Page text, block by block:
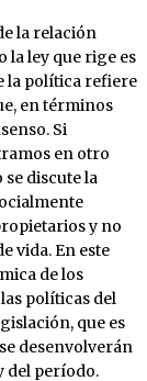
la relación
la ley que rige es
la política refiere
en términos
Si
en otro
se discute la
y no
vida. En este
de los
políticas del
que es
desenvolverán
del período.